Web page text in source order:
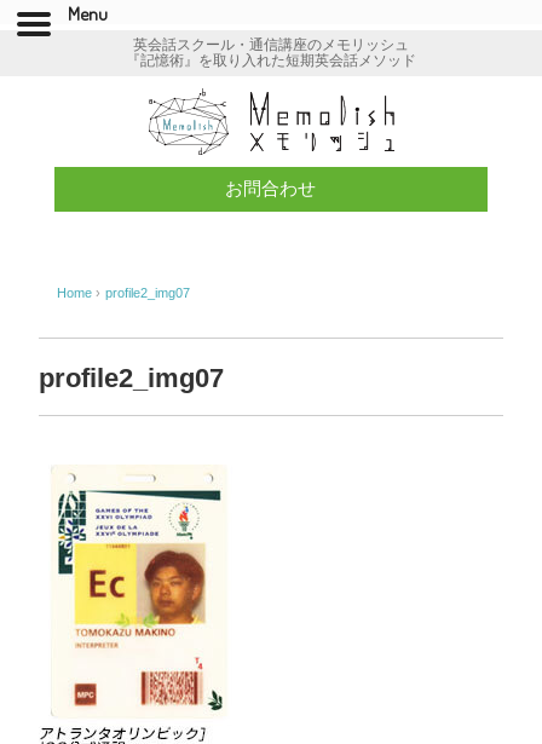
英会話スクール・通信講座のメモリッシュ
『記憶術』を取り入れた短期英会話メソッド
お問合わせ
Home › profile2_img07
profile2_img07
Menu